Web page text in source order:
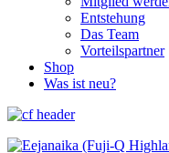
Entstehung
Das Team
Vorteilspartner
Shop
Was ist neu?